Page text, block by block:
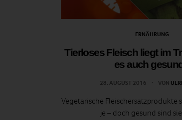
ERNÄHRUNG
Tierloses Fleisch liegt im
es auch
28. AUGUST 2016 VON
Vegetarische Fleischersatzprodukte
je – doch gesund sind